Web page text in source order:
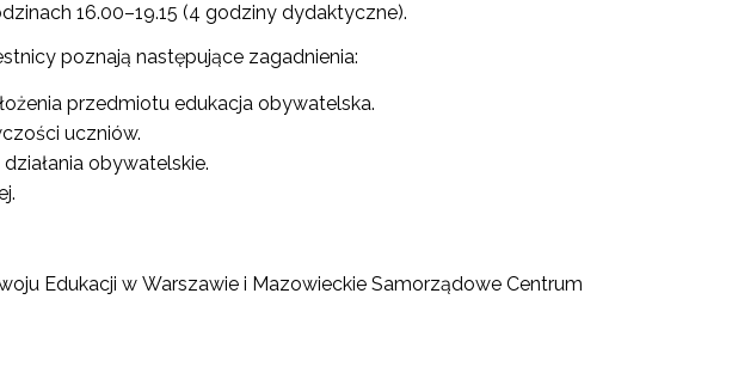
16.00–19.15 (4 godziny dydaktyczne).
poznają następujące zagadnienia:
przedmiotu edukacja obywatelska.
uczniów.
obywatelskie.
Edukacji w Warszawie i Mazowieckie Samorządowe Centrum